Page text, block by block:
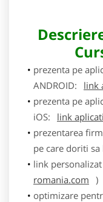
prezenta pe
ANDROID:
link
prezenta pe
iOS:
link
prezentarea
pe care doriti
link
romania.com )
optimizare